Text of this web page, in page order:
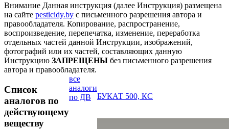
Внимание Данная инструкция (далее Инструкция) размещена
на сайте pesticidy.by с письменного разрешения автора и
правообладателя. Копирование, распространение,
воспроизведение, перепечатка, изменение, переработка
отдельных частей данной Инструкции, изображений,
фотографий или их частей, составляющих данную
Инструкцию ЗАПРЕЩЕНЫ без письменного разрешения
автора и правообладателя.
Список
аналогов по
действующему
веществу
все
аналоги
по ДВ
БУКАТ 500, КС